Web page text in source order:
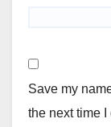
Save my
the next time I